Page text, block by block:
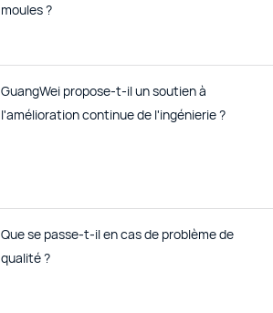
moules ?
GuangWei propose-t-il un soutien à
l'amélioration continue de l'ingénierie ?
Que se passe-t-il en cas de problème de
qualité ?